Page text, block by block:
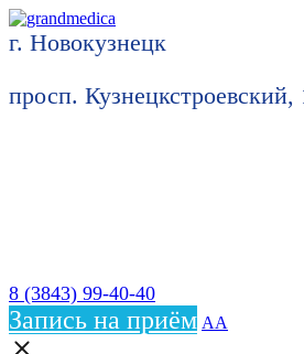
г. Новокузнецк
просп. Кузнецкстроевский,
8 (3843) 99-40-40
Запись на приём АА